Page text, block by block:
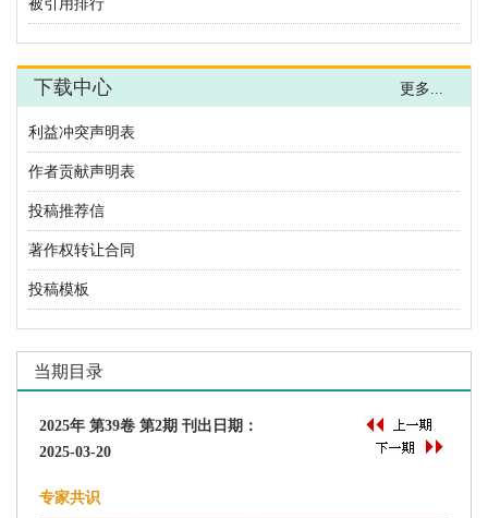
利益冲突声明表
作者贡献声明表
投稿推荐信
著作权转让合同
投稿模板